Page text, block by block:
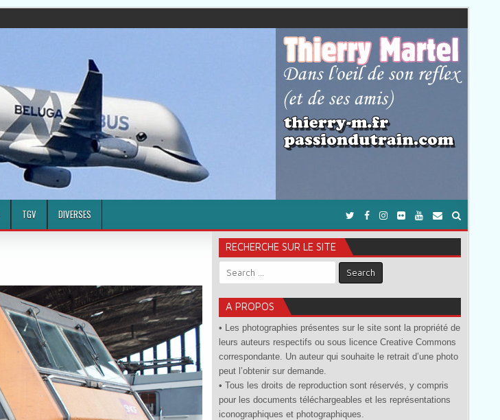
TGV DIVERSES
RECHERCHE SUR LE SITE
Search for:
A PROPOS
• Les photographies présentes sur le site sont la propriété de
leurs auteurs respectifs ou sous licence Creative Commons
correspondante. Un auteur qui souhaite le retrait d’une photo
peut l’obtenir sur demande.
• Tous les droits de reproduction sont réservés, y compris
pour les documents téléchargeables et les représentations
iconographiques et photographiques.